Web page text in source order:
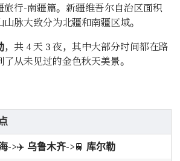
旅行-南疆篇。新疆维吾尔自治区面积
脉大致分为北疆和南疆区域。
，共 4 天 3 夜，其中大部分时间都在路
了从未见过的金色秋天美景。
->✈️ 乌鲁木齐->🚆 库尔勒